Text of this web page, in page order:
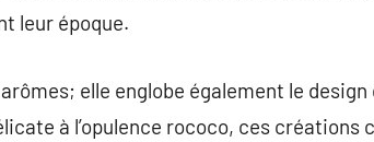
leur époque.
elle englobe également le
à l’opulence rococo, ces créations